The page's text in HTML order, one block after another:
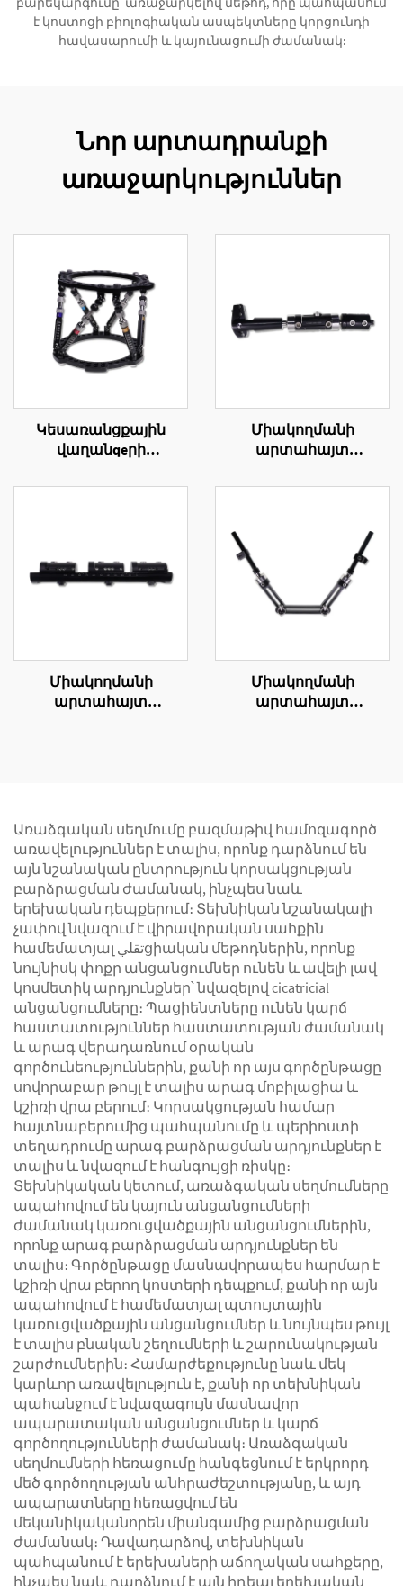
է կոստոցի բիոլոգիական ասպեկտները կորցունդի
հավասարումի և կայունացումի ժամանակ:
Նոր արտադրանքի
առաջարկություններ
Կեսառանցքային
վաղանqeրի
ամրապնումի կրկնակի
Միակողմանի
արտահայտ
գունդակային
Միակողմանի
արտահայտ
Միակողմանի
արտահայտ
Առաձգական սեղմումը բազմաթիվ համոզագործ
առավելություններ է տալիս, որոնք դարձնում են
այն նշանական ընտրություն կորսակցության
բարձրացման ժամանակ, ինչպես նաև
երեխական դեպքերում։ Տեխնիկան նշանակալի
չափով նվազում է վիրավորական սահքին
համեմատյալ تقليցիական մեթոդներին, որոնք
նույնիսկ փոքր անցանցումներ ունեն և ավելի լավ
կոսմետիկ արդյունքներ՝ նվազելով cicatricial
անցանցումները։ Պացիենտները ունեն կարճ
հաստատություններ հաստատության ժամանակ
և արագ վերադառնում օրական
գործունեություններին, քանի որ այս գործընթացը
սովորաբար թույլ է տալիս արագ մոբիլացիա և
կշիռի վրա բերում։ Կորսակցության համար
հայտնաբերումից պահպանումը և պերիոստի
տեղադրումը արագ բարձրացման արդյունքներ է
տալիս և նվազում է հանգույցի ռիսկը։
Տեխնիկական կետում, առաձգական սեղմումները
ապահովում են կայուն անցանցումների
ժամանակ կառուցվածքային անցանցումներին,
որոնք արագ բարձրացման արդյունքներ են
տալիս։ Գործընթացը մասնավորապես հարմար է
կշիռի վրա բերող կոստերի դեպքում, քանի որ այն
ապահովում է համեմատյալ պտույտային
կառուցվածքային անցանցումներ և նույնպես թույլ
է տալիս բնական շեղումների և շարունակության
շարժումներին։ Համարժեքությունը նաև մեկ
կարևոր առավելություն է, քանի որ տեխնիկան
պահանջում է նվազագույն մասնավոր
ապարատական անցանցումներ և կարճ
գործողությունների ժամանակ։ Առաձգական
սեղմումների հեռացումը հանգեցնում է երկրորդ
մեծ գործողության անհրաժեշտությանը, և այդ
ապարատները հեռացվում են
մեկանիկականորեն միանգամից բարձրացման
ժամանակ։ Դավադարձով, տեխնիկան
պահպանում է երեխաների աճողական սահքերը,
ինչպես նաև դարձնում է այն իդեալ երեխական